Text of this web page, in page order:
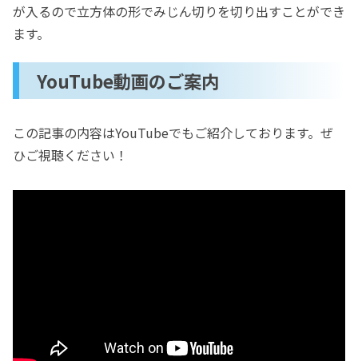
が入るので立方体の形でみじん切りを切り出すことができ
ます。
YouTube動画のご案内
この記事の内容はYouTubeでもご紹介しております。ぜ
ひご視聴ください！